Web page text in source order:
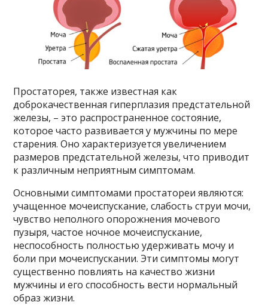
Простаторея, также известная как
доброкачественная гиперплазия предстательной
железы, – это распространенное состояние,
которое часто развивается у мужчины по мере
старения. Оно характеризуется увеличением
размеров предстательной железы, что приводит
к различным неприятным симптомам.
Основными симптомами простатореи являются:
учащенное мочеиспускание, слабость струи мочи,
чувство неполного опорожнения мочевого
пузыря, частое ночное мочеиспускание,
неспособность полностью удерживать мочу и
боли при мочеиспускании. Эти симптомы могут
существенно повлиять на качество жизни
мужчины и его способность вести нормальный
образ жизни.